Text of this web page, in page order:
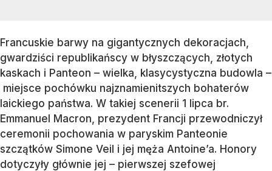
Francuskie barwy na gigantycznych dekoracjach,
gwardziści republikańscy w błyszczących, złotych
kaskach i Panteon – wielka, klasycystyczna budowla –
miejsce pochówku najznamienitszych bohaterów
laickiego państwa. W takiej scenerii 1 lipca br.
Emmanuel Macron, prezydent Francji przewodniczył
ceremonii pochowania w paryskim Panteonie
szczątków Simone Veil i jej męża Antoine’a. Honory
dotyczyły głównie jej – pierwszej szefowej